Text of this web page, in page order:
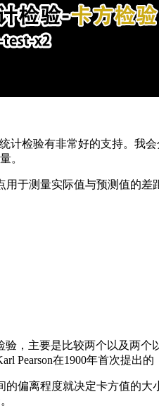
计检验有非常好的支持。我
。
于测量实际值与预测值的差
验，主要是比较两个以及两
Pearson在1900年首次提出的
偏离程度就决定卡方值的